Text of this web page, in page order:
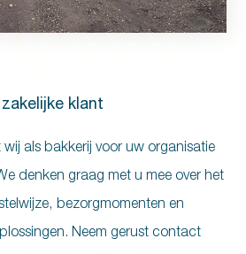
klant
als bakkerij voor uw organisatie
denken graag met u mee over het
bezorgmomenten en
Neem gerust contact